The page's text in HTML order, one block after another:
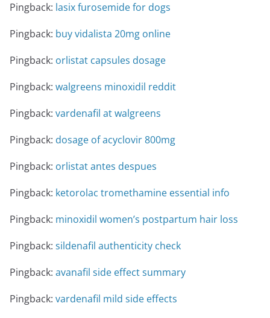
Pingback: lasix furosemide for dogs
Pingback: buy vidalista 20mg online
Pingback: orlistat capsules dosage
Pingback: walgreens minoxidil reddit
Pingback: vardenafil at walgreens
Pingback: dosage of acyclovir 800mg
Pingback: orlistat antes despues
Pingback: ketorolac tromethamine essential info
Pingback: minoxidil women’s postpartum hair loss
Pingback: sildenafil authenticity check
Pingback: avanafil side effect summary
Pingback: vardenafil mild side effects